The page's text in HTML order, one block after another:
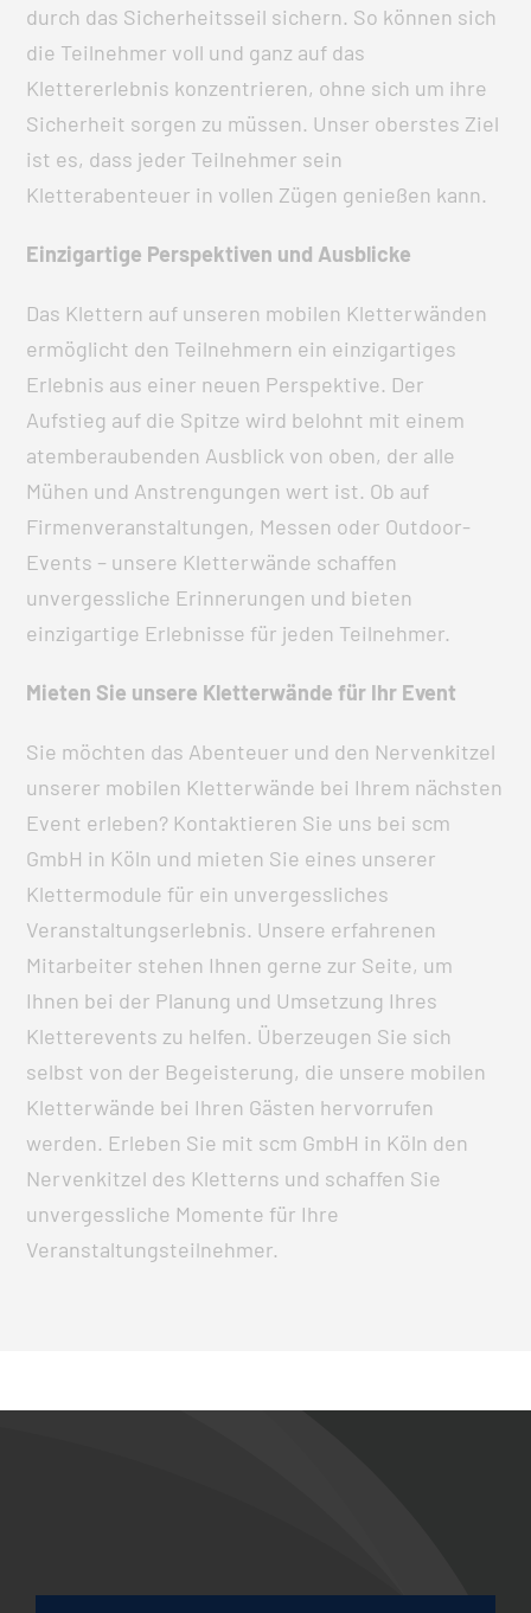
durch das Sicherheitsseil sichern. So können sich
die Teilnehmer voll und ganz auf das
Klettererlebnis konzentrieren, ohne sich um ihre
Sicherheit sorgen zu müssen. Unser oberstes Ziel
ist es, dass jeder Teilnehmer sein
Kletterabenteuer in vollen Zügen genießen kann.
Einzigartige Perspektiven und Ausblicke
Das Klettern auf unseren mobilen Kletterwänden
ermöglicht den Teilnehmern ein einzigartiges
Erlebnis aus einer neuen Perspektive. Der
Aufstieg auf die Spitze wird belohnt mit einem
atemberaubenden Ausblick von oben, der alle
Mühen und Anstrengungen wert ist. Ob auf
Firmenveranstaltungen, Messen oder Outdoor-
Events – unsere Kletterwände schaffen
unvergessliche Erinnerungen und bieten
einzigartige Erlebnisse für jeden Teilnehmer.
Mieten Sie unsere Kletterwände für Ihr Event
Sie möchten das Abenteuer und den Nervenkitzel
unserer mobilen Kletterwände bei Ihrem nächsten
Event erleben? Kontaktieren Sie uns bei scm
GmbH in Köln und mieten Sie eines unserer
Klettermodule für ein unvergessliches
Veranstaltungserlebnis. Unsere erfahrenen
Mitarbeiter stehen Ihnen gerne zur Seite, um
Ihnen bei der Planung und Umsetzung Ihres
Kletterevents zu helfen. Überzeugen Sie sich
selbst von der Begeisterung, die unsere mobilen
Kletterwände bei Ihren Gästen hervorrufen
werden. Erleben Sie mit scm GmbH in Köln den
Nervenkitzel des Kletterns und schaffen Sie
unvergessliche Momente für Ihre
Veranstaltungsteilnehmer.